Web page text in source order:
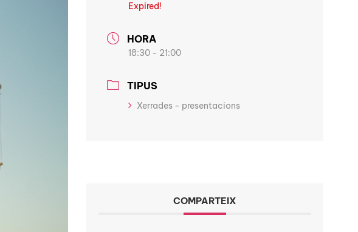
Expired!
HORA
18:30 - 21:00
TIPUS
Xerrades - presentacions
COMPARTEIX